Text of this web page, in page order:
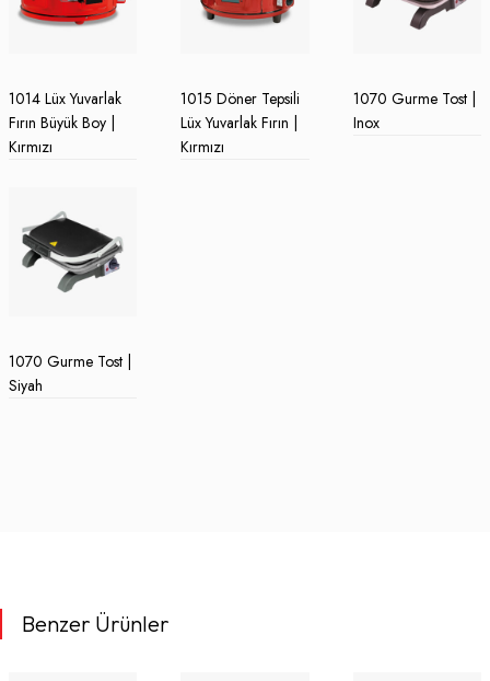
1014 Lüx Yuvarlak
Fırın Büyük Boy |
Kırmızı
1015 Döner Tepsili
Lüx Yuvarlak Fırın |
Kırmızı
1070 Gurme Tost |
Inox
1070 Gurme Tost |
Siyah
Benzer Ürünler